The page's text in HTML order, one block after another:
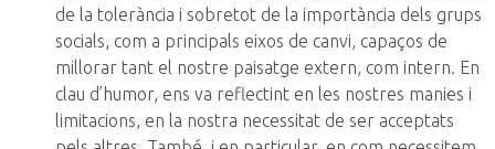
de la tolerància i sobretot de la importància dels grups
socials, com a principals eixos de canvi, capaços de
millorar tant el nostre paisatge extern, com intern. En
clau d’humor, ens va reflectint en les nostres manies i
limitacions, en la nostra necessitat de ser acceptats